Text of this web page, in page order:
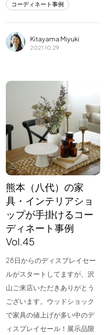
コーディネート事例
Kitayama Miyuki
2021.10.29
熊本（八代）の家
具・インテリアショ
ップが手掛けるコー
ディネート事例
Vol.45
28日からのディスプレイセー
ルがスタートしてますが、沢
山ご来店いただきありがとう
ございます。ウッドショック
で家具の値上げが多い中のデ
ィスプレイセール！展示品限